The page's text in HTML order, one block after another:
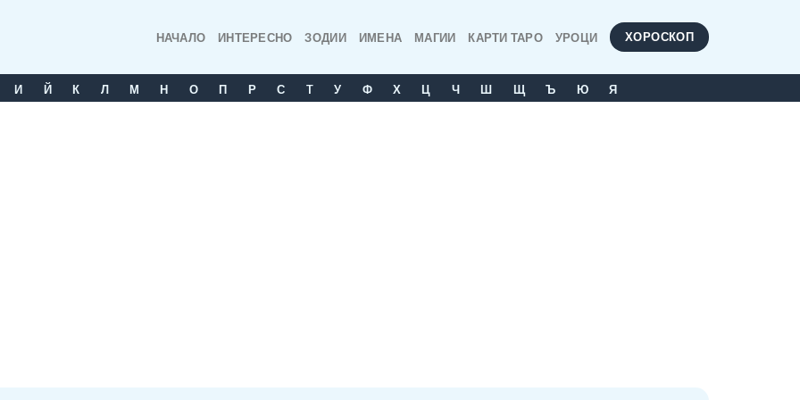
НАЧАЛО ИНТЕРЕСНО ЗОДИИ ИМЕНА МАГИИ КАРТИ ТАРО УРОЦИ ХОРОСКОП
И Й К Л М Н О П Р С T У Ф Х Ц Ч Ш Щ Ъ Ю Я